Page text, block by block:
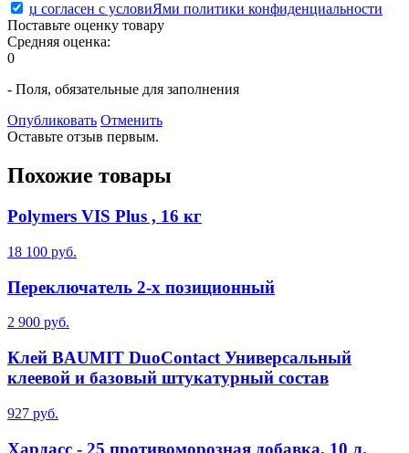
џ согласен с условиЯми политики конфиденциальности
Поставьте оценку товару
Средняя оценка:
0
- Поля, обязательные для заполнения
Опубликовать Отменить
Оставьте отзыв первым.
Похожие товары
Polymers VIS Plus , 16 кг
18 100 руб.
Переключатель 2-х позиционный
2 900 руб.
Клей BAUMIT DuoContact Универсальный
клеевой и базовый штукатурный состав
927 руб.
Хардасс - 25 противоморозная добавка, 10 л.